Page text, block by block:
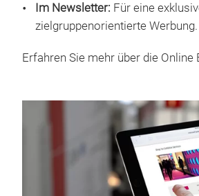
Im Newsletter: Für eine
zielgruppenorientierte Werbung.
Erfahren Sie mehr über die Online